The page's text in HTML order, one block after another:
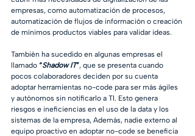
empresas, como automatización de procesos,
automatización de flujos de información o creación
de mínimos productos viables para validar ideas.
También ha sucedido en algunas empresas el
llamado “Shadow IT”, que se presenta cuando
pocos colaboradores deciden por su cuenta
adoptar herramientas no-code para ser más ágiles
y autónomos sin notificarlo a TI. Esto genera
riesgos e ineficiencias en el uso de la data y los
sistemas de la empresa, Además, nadie externo al
equipo proactivo en adoptar no-code se beneficia